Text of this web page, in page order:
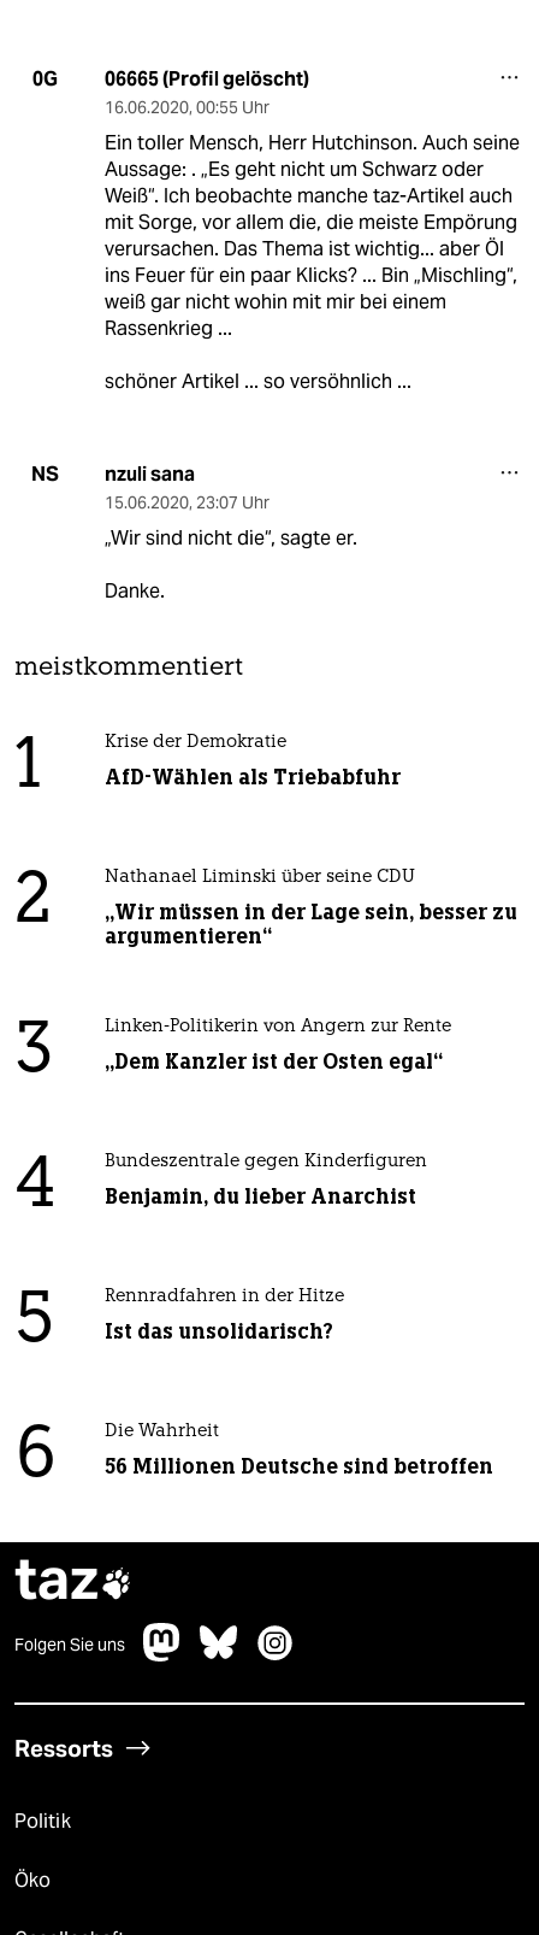
0G 06665 (Profil gelöscht)
16.06.2020, 00:55 Uhr
Ein toller Mensch, Herr Hutchinson. Auch seine
Aussage: . „Es geht nicht um Schwarz oder
Weiß“. Ich beobachte manche taz-Artikel auch
mit Sorge, vor allem die, die meiste Empörung
verursachen. Das Thema ist wichtig... aber Öl
ins Feuer für ein paar Klicks? ... Bin „Mischling“,
weiß gar nicht wohin mit mir bei einem
Rassenkrieg ...
schöner Artikel ... so versöhnlich ...
NS nzuli sana
15.06.2020, 23:07 Uhr
„Wir sind nicht die“, sagte er.
Danke.
meistkommentiert
1 Krise der Demokratie
AfD-Wählen als Triebabfuhr
2 Nathanael Liminski über seine CDU
„Wir müssen in der Lage sein, besser zu
argumentieren“
3 Linken-Politikerin von Angern zur Rente
„Dem Kanzler ist der Osten egal“
4 Bundeszentrale gegen Kinderfiguren
Benjamin, du lieber Anarchist
5 Rennradfahren in der Hitze
Ist das unsolidarisch?
6 Die Wahrheit
56 Millionen Deutsche sind betroffen
taz
Folgen Sie uns
Ressorts
Politik
Öko